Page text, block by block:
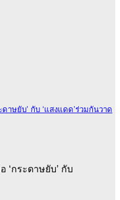
ดาษยับ’ กับ ‘แสงแดด’ร่วมกันวาด
‘กระดาษยับ’ กับ